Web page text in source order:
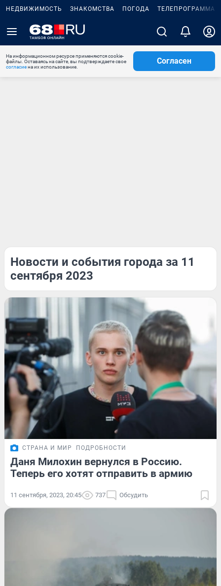
НЕДВИЖИМОСТЬ ЗНАКОМСТВА ПОГОДА ТЕЛЕПРОГРАММА
На информационном ресурсе применяются cookie-
файлы. Оставаясь на сайте, вы подтверждаете свое
согласиена их использование.
Согласен
Новости и события города за 11
сентября 2023
СТРАНА И МИР ПОДРОБНОСТИ
Даня Милохин вернулся в Россию.
Теперь его хотят отправить в армию
11 сентября, 2023, 20:45 737 Обсудить